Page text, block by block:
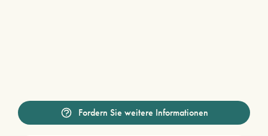
Fordern Sie weitere Informationen